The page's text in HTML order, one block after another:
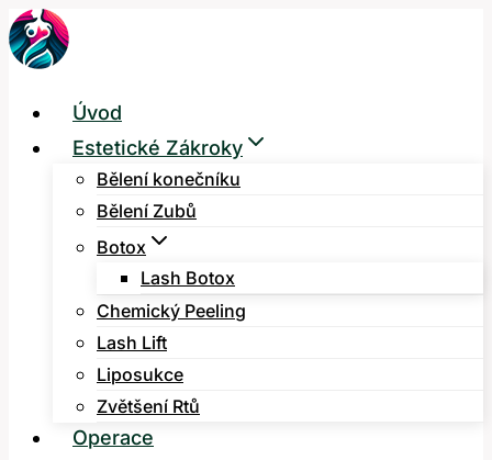
Přeskočit
na
Úvod
Estetické Zákroky
Bělení konečníku
Bělení Zubů
Botox
Lash Botox
Chemický Peeling
Lash Lift
Liposukce
Zvětšení Rtů
Operace